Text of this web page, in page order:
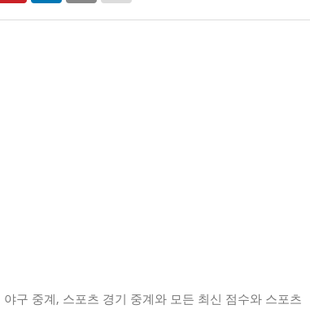
구 중계, 스포츠 경기 중계와 모든 최신 점수와 스포츠